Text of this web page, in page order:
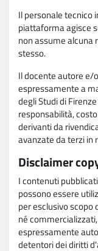
Il personale tecnico
piattaforma agisce
non assume
stesso.
Il docente autore e/
espressamente a
degli Studi di
responsabilità,
derivanti da
avanzate da terzi in
Disclaimer
I contenuti
possono essere
per esclusivo scopo
né
espressamente
detentori dei diritti